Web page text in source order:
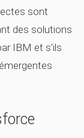
sont
des solutions
IBM et s'ils